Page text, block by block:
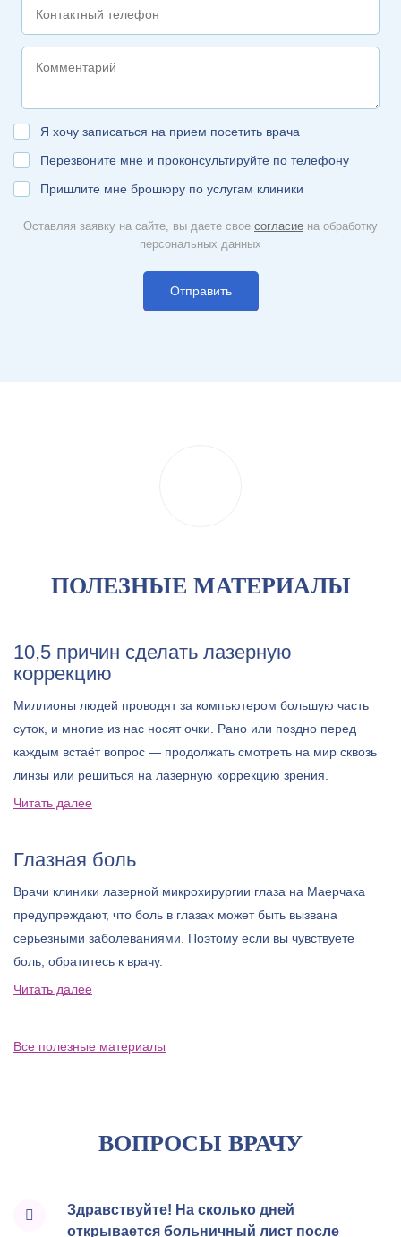
Я хочу записаться на прием посетить врача
Перезвоните мне и проконсультируйте по телефону
Пришлите мне брошюру по услугам клиники
Оставляя заявку на сайте, вы даете свое согласие на обработку
персональных данных
ПОЛЕЗНЫЕ МАТЕРИАЛЫ
10,5 причин сделать лазерную
коррекцию
Миллионы людей проводят за компьютером большую часть
суток, и многие из нас носят очки. Рано или поздно перед
каждым встаёт вопрос — продолжать смотреть на мир сквозь
линзы или решиться на лазерную коррекцию зрения.
Читать далее
Глазная боль
Врачи клиники лазерной микрохирургии глаза на Маерчака
предупреждают, что боль в глазах может быть вызвана
серьезными заболеваниями. Поэтому если вы чувствуете
боль, обратитесь к врачу.
Читать далее
Все полезные материалы
ВОПРОСЫ ВРАЧУ
Здравствуйте! На сколько дней
открывается больничный лист после